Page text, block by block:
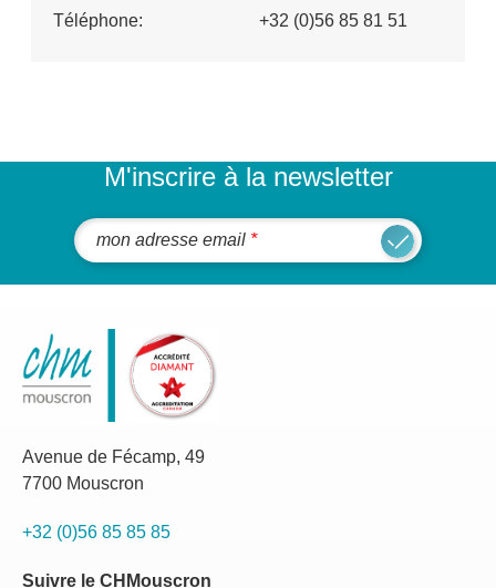
Téléphone: +32 (0)56 85 81 51
M'inscrire à la newsletter
mon adresse email
Avenue de Fécamp, 49
7700 Mouscron
+32 (0)56 85 85 85
Suivre le CHMouscron